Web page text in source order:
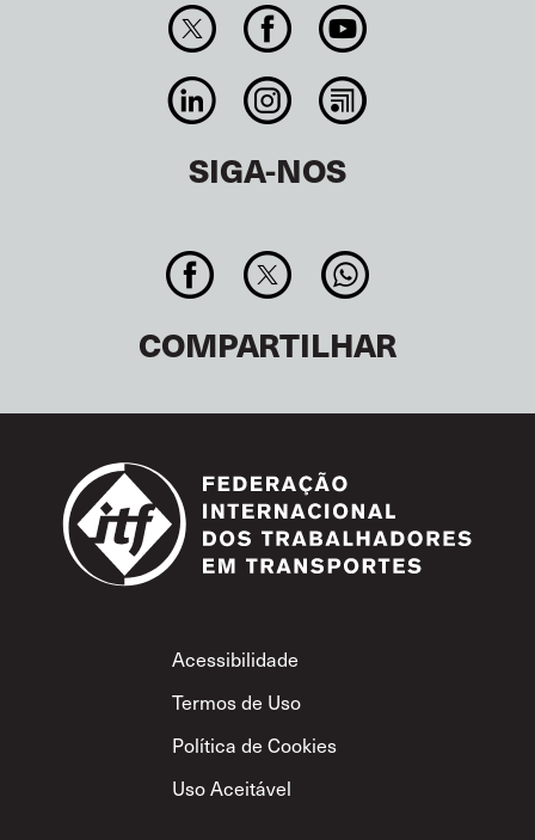
SIGA-NOS
COMPARTILHAR
Footer
Acessibilidade
Termos de Uso
Política de Cookies
Uso Aceitável